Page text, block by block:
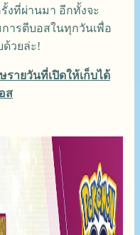
งที่ผ่านมา อีกทั้งจะ
ารตีบอสในทุกวันเพื่อ
วยล่ะ!
รายวันที่เปิดให้เก็บได้
ส